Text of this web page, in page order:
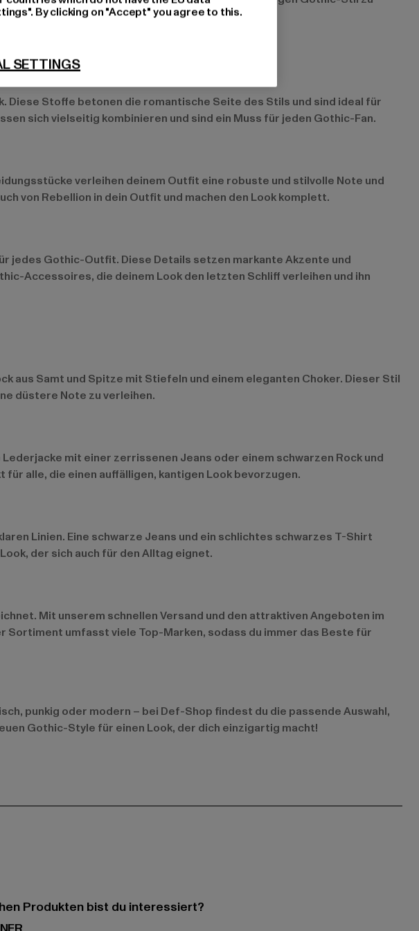
Diese Stoffe betonen die romantische Seite des Stils und sind ideal für
sich vielseitig kombinieren und sind ein Muss für jeden Gothic-Fan.
verleihen deinem Outfit eine robuste und stilvolle Note und
von Rebellion in dein Outfit und machen den Look komplett.
jedes Gothic-Outfit. Diese Details setzen markante Akzente und
Accessoires, die deinem Look den letzten Schliff verleihen und ihn
aus Samt und Spitze mit Stiefeln und einem eleganten Choker. Dieser Stil
düstere Note zu verleihen.
mit einer zerrissenen Jeans oder einem schwarzen Rock und
alle, die einen auffälligen, kantigen Look bevorzugen.
Linien. Eine schwarze Jeans und ein schlichtes schwarzes T-Shirt
der sich auch für den Alltag eignet.
Mit unserem schnellen Versand und den attraktiven Angeboten im
umfasst viele Top-Marken, sodass du immer das Beste für
punkig oder modern – bei Def-Shop findest du die passende Auswahl,
Gothic-Style für einen Look, der dich einzigartig macht!
Produkten bist du interessiert?
By clicking on "Accept" you agree to this.
SETTINGS